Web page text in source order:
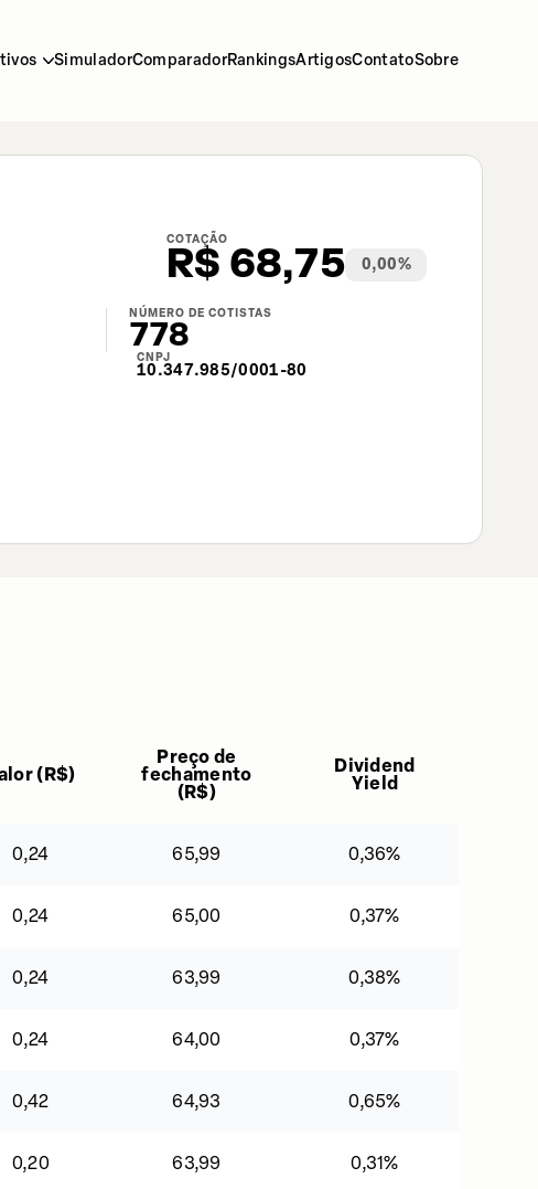
SimuladorComparadorRankingsArtigosContatoSobre
COTAÇÃO
R$ 68,75 0,00%
NÚMERO DE COTISTAS
778
CNPJ
10.347.985/0001-80
(R$)
Preço de
fechamento
(R$)
Dividend
Yield
0,24 65,99 0,36%
0,24 65,00 0,37%
0,24 63,99 0,38%
0,24 64,00 0,37%
0,42 64,93 0,65%
0,20 63,99 0,31%